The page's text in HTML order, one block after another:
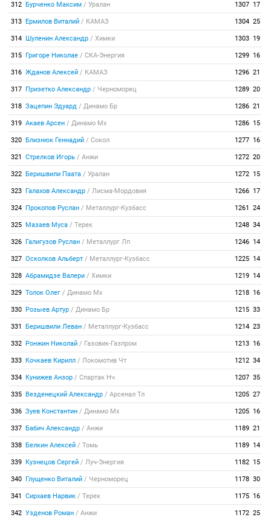
312 Бурченко Максим / Уралан 1307 17
313 Ермилов Виталий / КАМАЗ 1304 25
314 Шуленин Александр / Химки 1303 19
315 Григоре Николае / СКА-Энергия 1299 16
316 Жданов Алексей / КАМАЗ 1296 21
317 Призетко Александр / Черноморец 1289 20
318 Зацепин Эдуард / Динамо Бр 1286 21
319 Акаев Арсен / Динамо Мх 1286 15
320 Близнюк Геннадий / Сокол 1277 16
321 Стрелков Игорь / Анжи 1272 20
322 Беришвили Паата / Уралан 1272 15
323 Галахов Александр / Лисма-Мордовия 1266 17
324 Прокопов Руслан / Металлург-Кузбасс 1261 24
325 Мазаев Муса / Терек 1248 34
326 Галигузов Руслан / Металлург Лп 1246 14
327 Осколков Альберт / Металлург-Кузбасс 1225 14
328 Абрамидзе Валери / Химки 1219 14
329 Толок Олег / Динамо Мх 1218 16
330 Розыев Артур / Динамо Бр 1215 33
331 Беришвили Леван / Металлург-Кузбасс 1214 23
332 Ронжин Николай / Газовик-Газпром 1213 16
333 Кочкаев Кирилл / Локомотив Чт 1212 34
334 Кунижев Анзор / Спартак Нч 1207 35
335 Везденецкий Александр / Арсенал Тл 1205 27
336 Зуев Константин / Динамо Мх 1205 16
337 Бабич Александр / Анжи 1189 21
338 Белкин Алексей / Томь 1189 14
339 Кузнецов Сергей / Луч-Энергия 1182 15
340 Глущенко Виталий / Черноморец 1178 30
341 Сирхаев Нарвик / Терек 1175 16
342 Узденов Роман / Анжи 1172 25